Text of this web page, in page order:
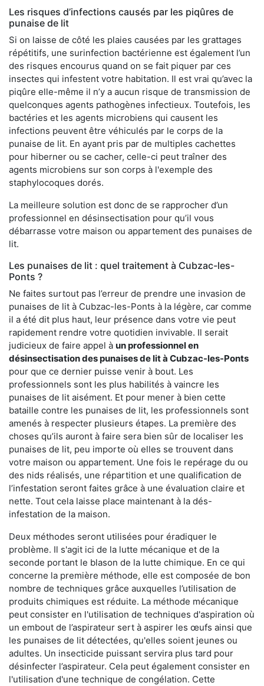
Les risques d’infections causés par les piqûres de
punaise de lit
Si on laisse de côté les plaies causées par les grattages
répétitifs, une surinfection bactérienne est également l’un
des risques encourus quand on se fait piquer par ces
insectes qui infestent votre habitation. Il est vrai qu’avec la
piqûre elle-même il n’y a aucun risque de transmission de
quelconques agents pathogènes infectieux. Toutefois, les
bactéries et les agents microbiens qui causent les
infections peuvent être véhiculés par le corps de la
punaise de lit. En ayant pris par de multiples cachettes
pour hiberner ou se cacher, celle-ci peut traîner des
agents microbiens sur son corps à l'exemple des
staphylocoques dorés.
La meilleure solution est donc de se rapprocher d’un
professionnel en désinsectisation pour qu’il vous
débarrasse votre maison ou appartement des punaises de
lit.
Les punaises de lit : quel traitement à Cubzac-les-
Ponts ?
Ne faites surtout pas l’erreur de prendre une invasion de
punaises de lit à Cubzac-les-Ponts à la légère, car comme
il a été dit plus haut, leur présence dans votre vie peut
rapidement rendre votre quotidien invivable. Il serait
judicieux de faire appel à un professionnel en
désinsectisation des punaises de lit à Cubzac-les-Ponts
pour que ce dernier puisse venir à bout. Les
professionnels sont les plus habilités à vaincre les
punaises de lit aisément. Et pour mener à bien cette
bataille contre les punaises de lit, les professionnels sont
amenés à respecter plusieurs étapes. La première des
choses qu’ils auront à faire sera bien sûr de localiser les
punaises de lit, peu importe où elles se trouvent dans
votre maison ou appartement. Une fois le repérage du ou
des nids réalisés, une répartition et une qualification de
l’infestation seront faites grâce à une évaluation claire et
nette. Tout cela laisse place maintenant à la dés-
infestation de la maison.
Deux méthodes seront utilisées pour éradiquer le
problème. Il s'agit ici de la lutte mécanique et de la
seconde portant le blason de la lutte chimique. En ce qui
concerne la première méthode, elle est composée de bon
nombre de techniques grâce auxquelles l’utilisation de
produits chimiques est réduite. La méthode mécanique
peut consister en l'utilisation de techniques d'aspiration où
un embout de l’aspirateur sert à aspirer les œufs ainsi que
les punaises de lit détectées, qu'elles soient jeunes ou
adultes. Un insecticide puissant servira plus tard pour
désinfecter l’aspirateur. Cela peut également consister en
l'utilisation d'une technique de congélation. Cette